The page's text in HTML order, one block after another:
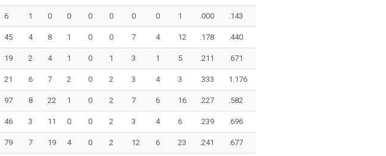
6 1 0 0 0 0 0 0 1 .000 .143
45 4 8 1 0 0 7 4 12 .178 .440
19 2 4 1 0 1 3 1 5 .211 .671
21 6 7 2 0 2 3 4 3 .333 1.176
97 8 22 1 0 2 7 6 16 .227 .582
46 3 11 0 0 2 3 4 6 .239 .696
79 7 19 4 0 2 12 6 23 .241 .677